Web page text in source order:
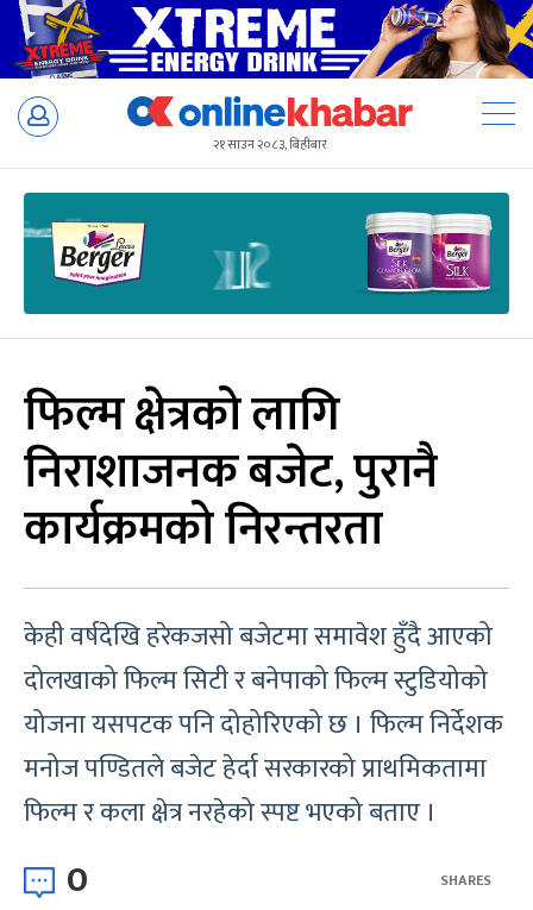
Skip
२१ साउन २०८३, बिहीबार
फिल्म क्षेत्रको लागि
निराशाजनक बजेट, पुरानै
कार्यक्रमको निरन्तरता
केही वर्षदेखि हरेकजसो बजेटमा समावेश हुँदै आएको
दोलखाको फिल्म सिटी र बनेपाको फिल्म स्टुडियोको
योजना यसपटक पनि दोहोरिएको छ । फिल्म निर्देशक
मनोज पण्डितले बजेट हेर्दा सरकारको प्राथमिकतामा
फिल्म र कला क्षेत्र नरहेको स्पष्ट भएको बताए ।
0 SHARES